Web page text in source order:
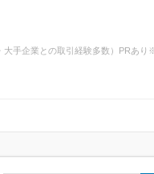
大手企業との取引経験多数）PRあ